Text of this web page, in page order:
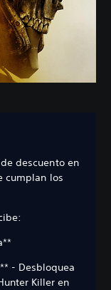
descuento en
cumplan los
- Desbloquea
Killer en